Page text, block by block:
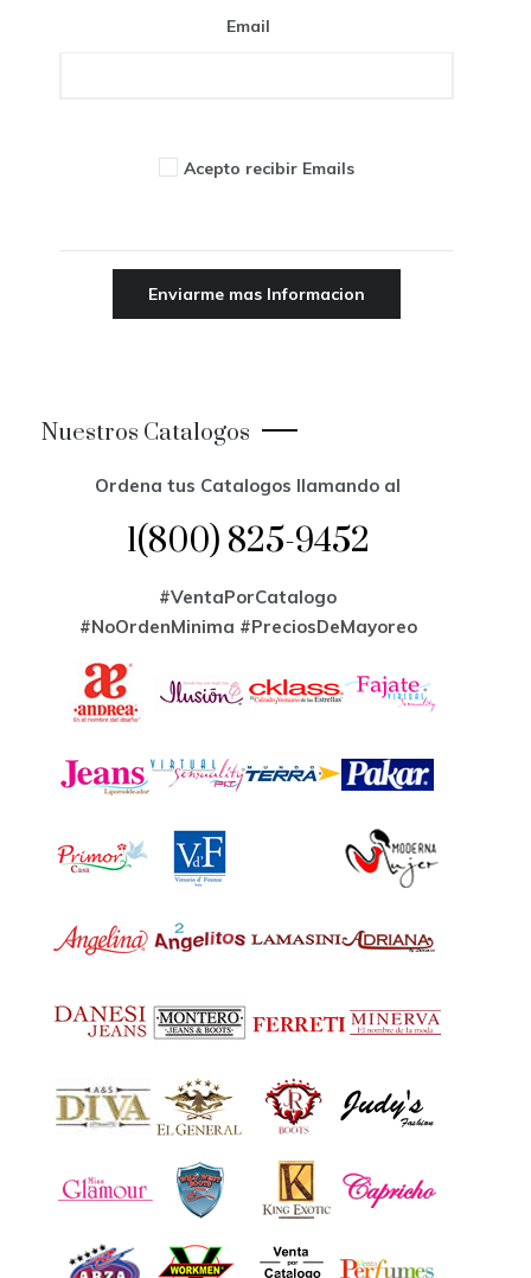
Email
Acepto recibir Emails
Nuestros Catalogos
Ordena tus Catalogos llamando al
1(800) 825-9452
#VentaPorCatalogo
#NoOrdenMinima #PreciosDeMayoreo